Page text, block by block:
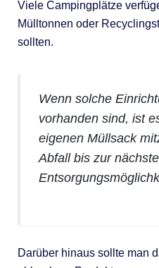
Viele Campingplätze
Mülltonnen oder
sollten.
Wenn solche
vorhanden sind, ist
eigenen Müllsack
Abfall bis zur
Darüber hinaus sollte man